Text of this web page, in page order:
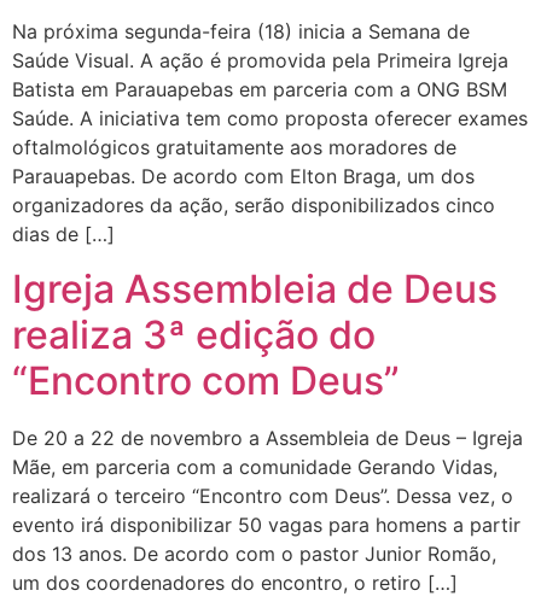
Na próxima segunda-feira (18) inicia a Semana de
Saúde Visual. A ação é promovida pela Primeira Igreja
Batista em Parauapebas em parceria com a ONG BSM
Saúde. A iniciativa tem como proposta oferecer exames
oftalmológicos gratuitamente aos moradores de
Parauapebas. De acordo com Elton Braga, um dos
organizadores da ação, serão disponibilizados cinco
dias de […]
Igreja Assembleia de Deus
realiza 3ª edição do
“Encontro com Deus”
De 20 a 22 de novembro a Assembleia de Deus – Igreja
Mãe, em parceria com a comunidade Gerando Vidas,
realizará o terceiro “Encontro com Deus”. Dessa vez, o
evento irá disponibilizar 50 vagas para homens a partir
dos 13 anos. De acordo com o pastor Junior Romão,
um dos coordenadores do encontro, o retiro […]